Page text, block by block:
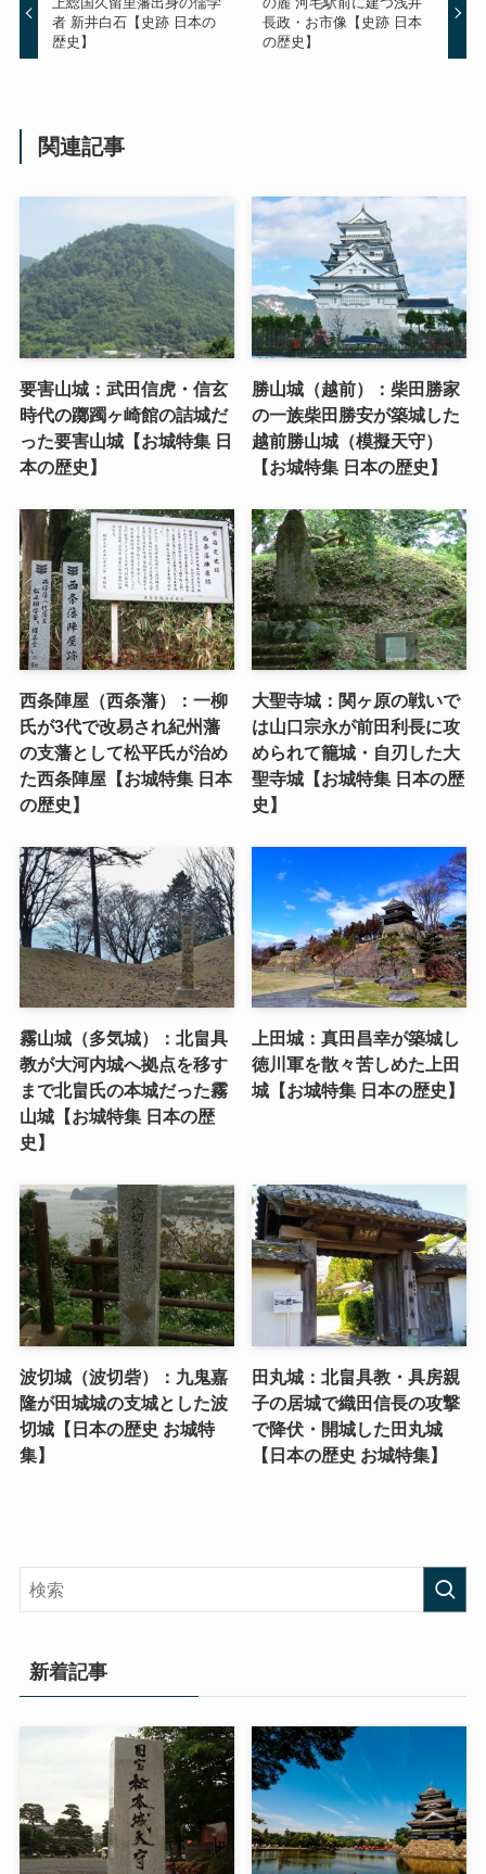
者 新井白石【史跡 日本の
歴史】
長政・お市像【史跡 日本
の歴史】
関連記事
要害山城：武田信虎・信玄
時代の躑躅ヶ崎館の詰城だ
った要害山城【お城特集 日
本の歴史】
勝山城（越前）：柴田勝家
の一族柴田勝安が築城した
越前勝山城（模擬天守）
【お城特集 日本の歴史】
西条陣屋（西条藩）：一柳
氏が3代で改易され紀州藩
の支藩として松平氏が治め
た西条陣屋【お城特集 日本
の歴史】
大聖寺城：関ヶ原の戦いで
は山口宗永が前田利長に攻
められて籠城・自刃した大
聖寺城【お城特集 日本の歴
史】
霧山城（多気城）：北畠具
教が大河内城へ拠点を移す
まで北畠氏の本城だった霧
山城【お城特集 日本の歴
史】
上田城：真田昌幸が築城し
徳川軍を散々苦しめた上田
城【お城特集 日本の歴史】
波切城（波切砦）：九鬼嘉
隆が田城城の支城とした波
切城【日本の歴史 お城特
集】
田丸城：北畠具教・具房親
子の居城で織田信長の攻撃
で降伏・開城した田丸城
【日本の歴史 お城特集】
新着記事